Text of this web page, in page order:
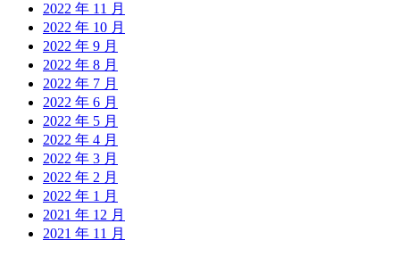
2022 年 11 月
2022 年 10 月
2022 年 9 月
2022 年 8 月
2022 年 7 月
2022 年 6 月
2022 年 5 月
2022 年 4 月
2022 年 3 月
2022 年 2 月
2022 年 1 月
2021 年 12 月
2021 年 11 月